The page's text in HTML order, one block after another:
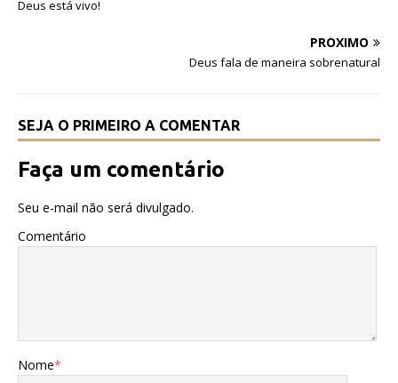
b r
Deus está vivo!
PRÓXIMO
Deus fala de maneira sobrenatural
SEJA O PRIMEIRO A COMENTAR
Faça um comentário
Seu e-mail não será divulgado.
Comentário
Nome*